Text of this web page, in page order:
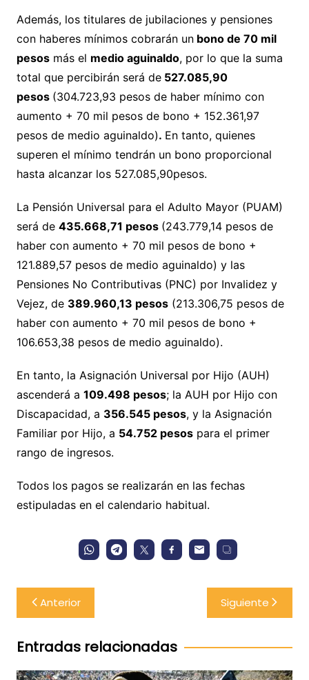
Además, los titulares de jubilaciones y pensiones
con haberes mínimos cobrarán unbono de 70 mil
pesosmás el medio aguinaldo, por lo que la suma
total que percibirán será de527.085,90
pesos (304.723,93 pesos de haber mínimo con
aumento + 70 mil pesos de bono + 152.361,97
pesos de medio aguinaldo). En tanto, quienes
superen el mínimo tendrán un bono proporcional
hasta alcanzar los 527.085,90pesos.
La Pensión Universal para el Adulto Mayor (PUAM)
será de 435.668,71 pesos (243.779,14 pesos de
haber con aumento + 70 mil pesos de bono +
121.889,57 pesos de medio aguinaldo) y las
Pensiones No Contributivas (PNC) por Invalidez y
Vejez, de 389.960,13 pesos(213.306,75 pesos de
haber con aumento + 70 mil pesos de bono +
106.653,38 pesos de medio aguinaldo).
En tanto, la Asignación Universal por Hijo (AUH)
ascenderá a 109.498 pesos; la AUH por Hijo con
Discapacidad, a 356.545 pesos, y la Asignación
Familiar por Hijo, a 54.752 pesospara el primer
rango de ingresos.
Todos los pagos se realizarán en las fechas
estipuladas en el calendario habitual.
Navegación
de
entradas
Anterior Siguiente
Entradas relacionadas